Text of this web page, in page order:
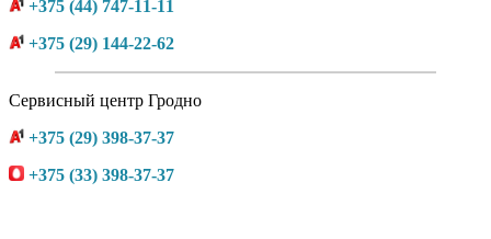
+375 (44) 747-11-11
+375 (29) 144-22-62
Сервисный центр Гродно
+375 (29) 398-37-37
+375 (33) 398-37-37